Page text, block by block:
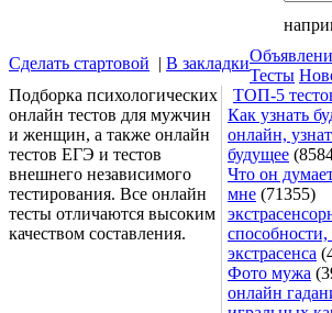
Сделать стартовой | В закладки
Тесты
Подборка психологических
онлайн тестов для мужчин
и женщин, а также онлайн
тестов ЕГЭ и тестов
внешнего независимого
тестирования. Все онлайн
тесты отличаются высоким
качеством составления.
ТОП-5
Как узнать
онлайн,
будущее
Что он
мне (71355)
экстрасенса
Фото мужа
онлайн